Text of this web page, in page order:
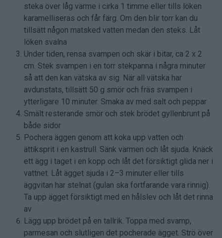
steka över låg värme i cirka 1 timme eller tills löken
karamelliseras och får färg. Om den blir torr kan du
tillsätt någon matsked vatten medan den steks. Låt
löken svalna
Under tiden, rensa svampen och skär i bitar, ca 2 x 2
cm. Stek svampen i en torr stekpanna i några minuter
så att den kan vätska av sig. När all vätska har
avdunstats, tillsätt 50 g smör och fräs svampen i
ytterligare 10 minuter. Smaka av med salt och peppar
Smält resterande smör och stek brödet gyllenbrunt på
både sidor
Pochera äggen genom att koka upp vatten och
ättiksprit i en kastrull. Sänk värmen och låt sjuda. Knäck
ett ägg i taget i en kopp och låt det försiktigt glida ner i
vattnet. Låt ägget sjuda i 2–3 minuter eller tills
äggvitan har stelnat (gulan ska fortfarande vara rinnig).
Ta upp ägget försiktigt med en hålslev och låt det rinna
av
Lägg upp brödet på en tallrik. Toppa med svamp,
parmesan och slutligen det pocherade ägget. Strö över